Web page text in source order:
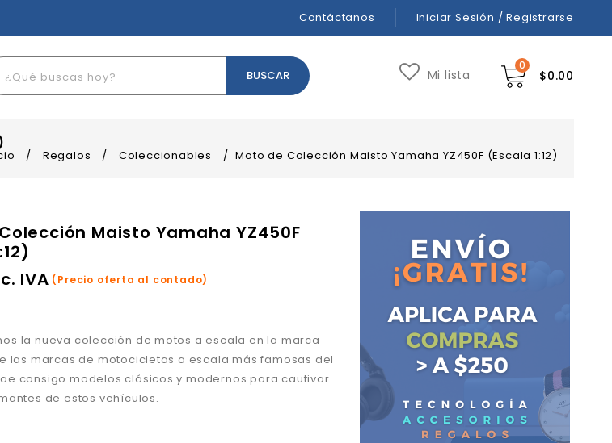
Contáctanos Iniciar Sesión / Registrarse
0
$0.00
Mi lista
/ Regalos / Coleccionables / Moto de Colección Maisto Yamaha YZ450F (Escala 1:12)
Maisto Yamaha YZ450F
IVA (Precio oferta al contado)
la nueva colección de motos a escala en la marca
las marcas de motocicletas a escala más famosas del
consigo modelos clásicos y modernos para cautivar
de estos vehículos.